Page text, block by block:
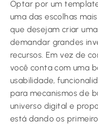
Optar por um
uma das escolhas
que desejam criar
demandar grandes
recursos. Em vez de
você conta com uma
usabilidade,
para mecanismos de
universo digital e
está dando os